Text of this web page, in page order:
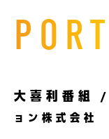
大喜利番組
/
ョン株式会社